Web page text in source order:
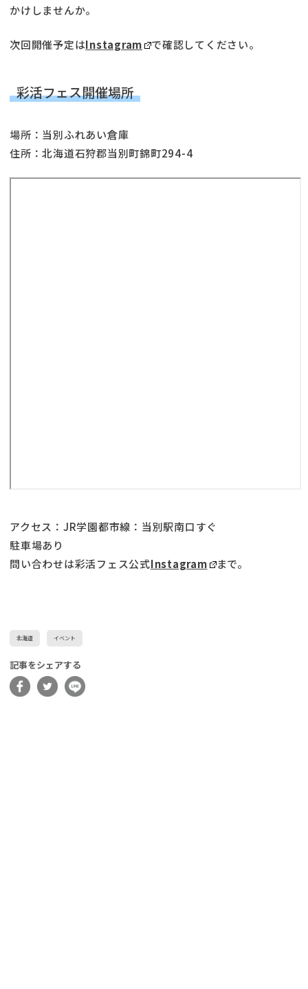
かけしませんか。
次回開催予定はInstagram で確認してください。
彩活フェス開催場所
場所：当別ふれあい倉庫
住所：北海道石狩郡当別町錦町294-4
アクセス：JR学園都市線：当別駅南口すぐ
駐車場あり
問い合わせは彩活フェス公式Instagram まで。
北海道 イベント
記事をシェアする